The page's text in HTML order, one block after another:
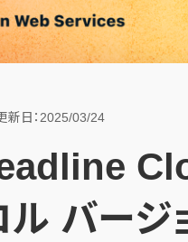
新日：2025/03/24
ル バー